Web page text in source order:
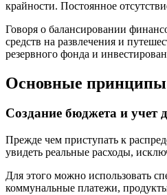
крайности. Постоянное
Говоря о балансировании
средств на развлечения и
резервного фонда и
Основные принципы
Создание бюджета и учет
Прежде чем приступать к
увидеть реальные расходы,
Для этого можно использовать
коммунальные платежи,